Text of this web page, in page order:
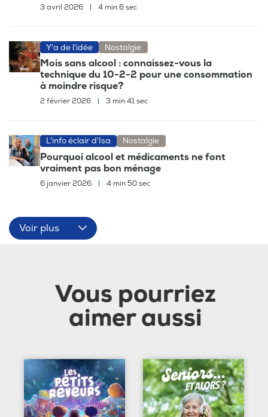
3 avril 2026 4 min 6 sec
Y'a de l'idée Nostalgie
Mois sans alcool : connaissez-vous la
technique du 10-2-2 pour une consommation
à moindre risque?
2 février 2026 3 min 41 sec
L'info éclair d'Isa Nostalgie
Pourquoi alcool et médicaments ne font
vraiment pas bon ménage
6 janvier 2026 4 min 50 sec
Voir plus
Vous pourriez
aimer aussi